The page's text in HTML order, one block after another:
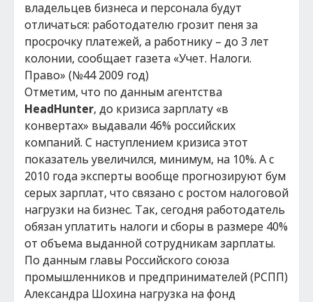
владельцев бизнеса и персонала будут
отличаться: работодателю грозит пеня за
просрочку платежей, а работнику – до 3 лет
колонии, сообщает газета «Учет. Налоги.
Право» (№44 2009 год)
Отметим, что по данным агентства
HeadHunter, до кризиса зарплату «в
конвертах» выдавали 46% российских
компаний. С наступлением кризиса этот
показатель увеличился, минимум, на 10%. А с
2010 года эксперты вообще прогнозируют бум
серых зарплат, что связано с ростом налоговой
нагрузки на бизнес. Так, сегодня работодатель
обязан уплатить налоги и сборы в размере 40%
от объема выданной сотрудникам зарплаты.
По данным главы Российского союза
промышленников и предпринимателей (РСПП)
Александра Шохина нагрузка на фонд